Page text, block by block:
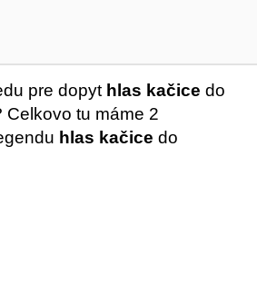
pre dopyt hlas kačice do
Celkovo tu máme 2
hlas kačice do